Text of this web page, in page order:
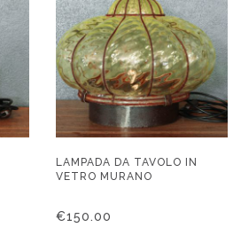
LAMPADA DA TAVOLO IN
VETRO MURANO
€150.00